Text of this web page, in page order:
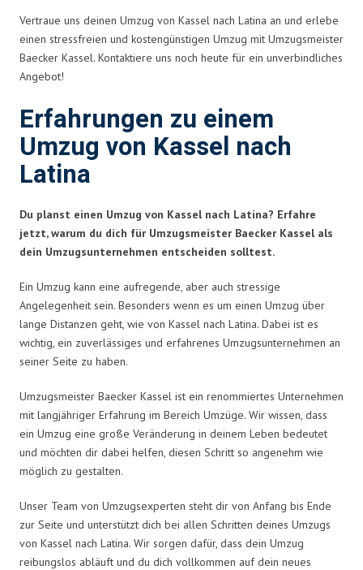
Vertraue uns deinen Umzug von Kassel nach Latina an und erlebe
einen stressfreien und kostengünstigen Umzug mit Umzugsmeister
Baecker Kassel. Kontaktiere uns noch heute für ein unverbindliches
Angebot!
Erfahrungen zu einem
Umzug von Kassel nach
Latina
Du planst einen Umzug von Kassel nach Latina? Erfahre
jetzt, warum du dich für Umzugsmeister Baecker Kassel als
dein Umzugsunternehmen entscheiden solltest.
Ein Umzug kann eine aufregende, aber auch stressige
Angelegenheit sein. Besonders wenn es um einen Umzug über
lange Distanzen geht, wie von Kassel nach Latina. Dabei ist es
wichtig, ein zuverlässiges und erfahrenes Umzugsunternehmen an
seiner Seite zu haben.
Umzugsmeister Baecker Kassel ist ein renommiertes Unternehmen
mit langjähriger Erfahrung im Bereich Umzüge. Wir wissen, dass
ein Umzug eine große Veränderung in deinem Leben bedeutet
und möchten dir dabei helfen, diesen Schritt so angenehm wie
möglich zu gestalten.
Unser Team von Umzugsexperten steht dir von Anfang bis Ende
zur Seite und unterstützt dich bei allen Schritten deines Umzugs
von Kassel nach Latina. Wir sorgen dafür, dass dein Umzug
reibungslos abläuft und du dich vollkommen auf dein neues